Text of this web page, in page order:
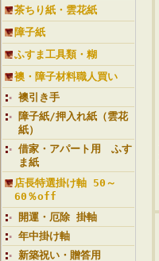
茶ちり紙・雲花紙
障子紙
ふすま工具類・糊
襖・障子材料職人買い
襖引き手
障子紙/押入れ紙（雲花
紙）
借家・アパート用 ふす
ま紙
店長特選掛け軸 50～
60％off
開運・厄除 掛軸
年中掛け軸
新築祝い・贈答用